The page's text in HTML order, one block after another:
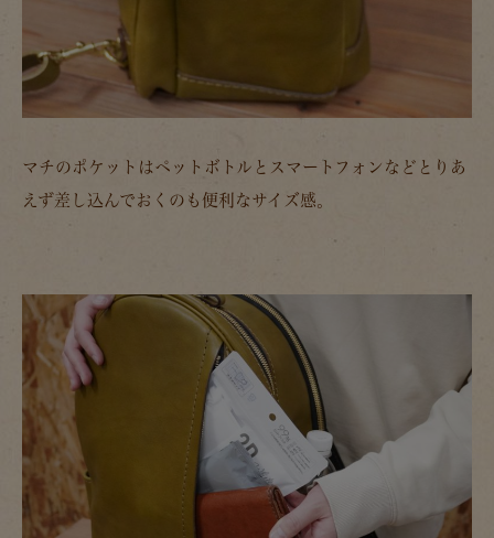
マチのポケットはペットボトルとスマートフォンなどとりあ
えず差し込んでおくのも便利なサイズ感。